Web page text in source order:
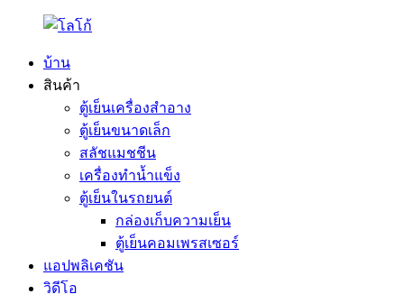
บ้าน
สินค้า
ตู้เย็นเครื่องสำอาง
ตู้เย็นขนาดเล็ก
สลัชแมชชีน
เครื่องทำน้ำแข็ง
ตู้เย็นในรถยนต์
กล่องเก็บความเย็น
ตู้เย็นคอมเพรสเซอร์
แอปพลิเคชัน
วิดีโอ